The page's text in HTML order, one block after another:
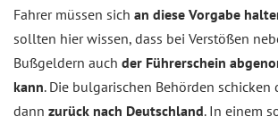
Fahrer müssen sich an diese Vorgabe
sollten hier wissen, dass bei Verstößen
Bußgeldern auch der Führerschein
kann. Die bulgarischen Behörden schicken
dann zurück nach Deutschland. In einem